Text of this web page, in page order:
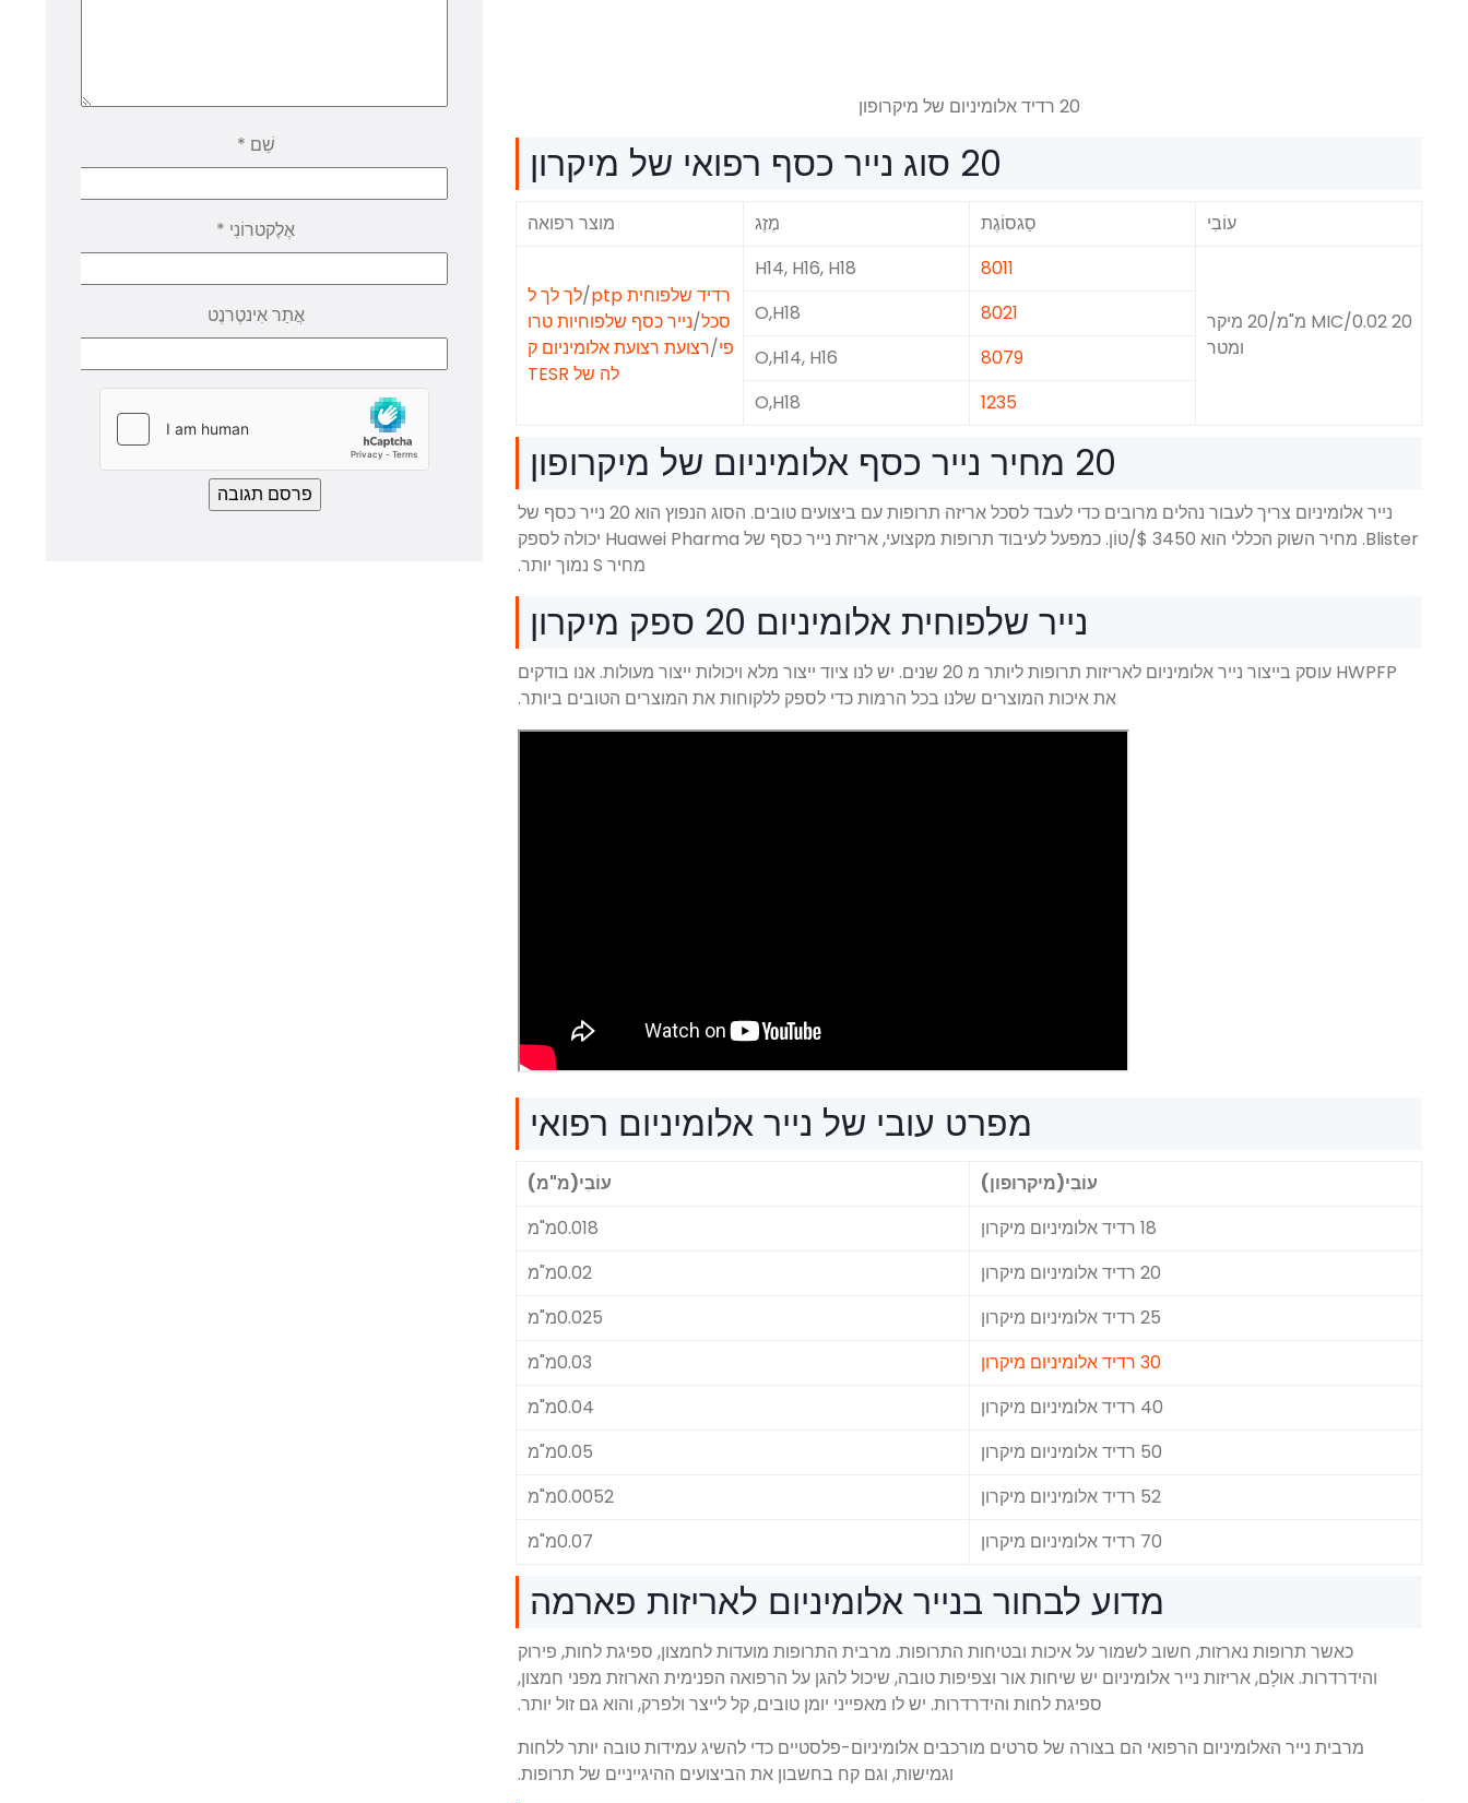
20 רדיד אלומיניום של מיקרופון
20 סוג נייר כסף רפואי של מיקרון
עוֹבִי סַגסוֹגֶת מֶזֶג מוצר רפואה
20 MIC/0.02 מ"מ/20 מיקר
ומטר
8011
H14, H16, H18
רדיד שלפוחית ​​ptp
/לך לך ל
סכל/נייר כסף שלפוחיות טרו
פי/רצועת רצועת אלומיניום ק
לה של TESR
8021
O,H18
8079
O,H14, H16
1235
O,H18
20 מחיר נייר כסף אלומיניום של מיקרופון
נייר אלומיניום צריך לעבור נהלים מרובים כדי לעבד לסכל אריזה תרופות עם ביצועים טובים. הסוג הנפוץ הוא 20 נייר כסף של
Blister. מחיר השוק הכללי הוא 3450 $/טוֹן. כמפעל לעיבוד תרופות מקצועי, אריזת נייר כסף של Huawei Pharma יכולה לספק
מחיר S נמוך יותר.
נייר שלפוחית אלומיניום 20 ספק מיקרון
HWPFP עוסק בייצור נייר אלומיניום לאריזות תרופות ליותר מ 20 שנים. יש לנו ציוד ייצור מלא ויכולות ייצור מעולות. אנו בודקים
את איכות המוצרים שלנו בכל הרמות כדי לספק ללקוחות את המוצרים הטובים ביותר.
מפרט עובי של נייר אלומיניום רפואי
עוֹבִי(מיקרופון)
עוֹבִי(מ"מ)
18 רדיד אלומיניום מיקרון
0.018מ"מ
20 רדיד אלומיניום מיקרון
0.02מ"מ
25 רדיד אלומיניום מיקרון
0.025מ"מ
30 רדיד אלומיניום מיקרון
0.03מ"מ
40 רדיד אלומיניום מיקרון
0.04מ"מ
50 רדיד אלומיניום מיקרון
0.05מ"מ
52 רדיד אלומיניום מיקרון
0.0052מ"מ
70 רדיד אלומיניום מיקרון
0.07מ"מ
מדוע לבחור בנייר אלומיניום לאריזות פארמה
כאשר תרופות נארזות, חשוב לשמור על איכות ובטיחות התרופות. מרבית התרופות מועדות לחמצון, ספיגת לחות, פירוק
והידרדרות. אוּלָם, אריזות נייר אלומיניום יש שיחות אור וצפיפות טובה, שיכול להגן על הרפואה הפנימית הארוזת מפני חמצון,
ספיגת לחות והידרדרות. יש לו מאפייני יומן טובים, קל לייצר ולפרק, והוא גם זול יותר.
מרבית נייר האלומיניום הרפואי הם בצורה של סרטים מורכבים אלומיניום-פלסטיים כדי להשיג עמידות טובה יותר ללחות
וגמישות, וגם קח בחשבון את הביצועים ההיגייניים של תרופות.
שֵׁם *
אֶלֶקטרוֹנִי *
אֲתַר אִינטֶרנֶט